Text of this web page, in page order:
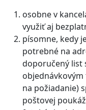
osobne v
využiť aj
písomne, kedy
potrebné na
doporučený list
na požiadanie)
poštovej